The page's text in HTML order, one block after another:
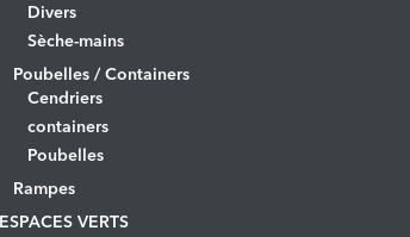
Divers
Sèche-mains
Poubelles / Containers
Cendriers
containers
Poubelles
Rampes
ESPACES VERTS